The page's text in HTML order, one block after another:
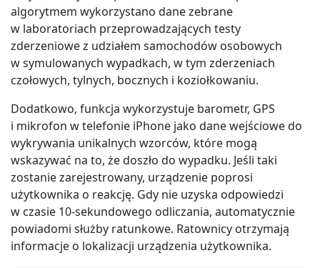
algorytmem wykorzystano dane zebrane
w laboratoriach przeprowadzających testy
zderzeniowe z udziałem samochodów osobowych
w symulowanych wypadkach, w tym zderzeniach
czołowych, tylnych, bocznych i koziołkowaniu.
Dodatkowo, funkcja wykorzystuje barometr, GPS
i mikrofon w telefonie iPhone jako dane wejściowe do
wykrywania unikalnych wzorców, które mogą
wskazywać na to, że doszło do wypadku. Jeśli taki
zostanie zarejestrowany, urządzenie poprosi
użytkownika o reakcję. Gdy nie uzyska odpowiedzi
w czasie 10-sekundowego odliczania, automatycznie
powiadomi służby ratunkowe. Ratownicy otrzymają
informacje o lokalizacji urządzenia użytkownika.